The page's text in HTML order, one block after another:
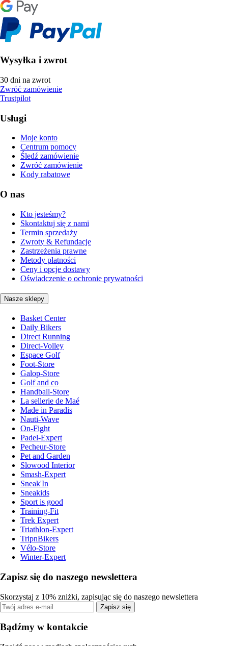
Wysyłka i zwrot
30 dni na zwrot
Zwróć zamówienie
Trustpilot
Usługi
Moje konto
Centrum pomocy
Śledź zamówienie
Zwróć zamówienie
Kody rabatowe
O nas
Kto jesteśmy?
Skontaktuj się z nami
Termin sprzedaży
Zwroty & Refundacje
Zastrzeżenia prawne
Metody płatności
Ceny i opcje dostawy
Oświadczenie o ochronie prywatności
Nasze sklepy
Basket Center
Daily Bikers
Direct Running
Direct-Volley
Espace Golf
Foot-Store
Galop-Store
Golf and co
Handball-Store
La sellerie de Maé
Made in Paradis
Nauti-Wave
On-Fight
Padel-Expert
Pecheur-Store
Pet and Garden
Slowood Interior
Smash-Expert
Sneak'In
Sneakids
Sport is good
Training-Fit
Trek Expert
Triathlon-Expert
TripnBikers
Vélo-Store
Winter-Expert
Zapisz się do naszego newslettera
Skorzystaj z 10% zniżki, zapisując się do naszego newslettera
Zapisz się
Bądźmy w kontakcie